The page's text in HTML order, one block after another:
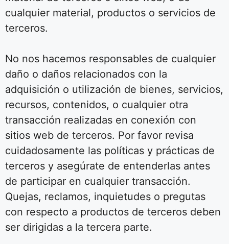
cualquier material, productos o servicios de
terceros.
No nos hacemos responsables de cualquier
daño o daños relacionados con la
adquisición o utilización de bienes, servicios,
recursos, contenidos, o cualquier otra
transacción realizadas en conexión con
sitios web de terceros. Por favor revisa
cuidadosamente las políticas y prácticas de
terceros y asegúrate de entenderlas antes
de participar en cualquier transacción.
Quejas, reclamos, inquietudes o pregutas
con respecto a productos de terceros deben
ser dirigidas a la tercera parte.